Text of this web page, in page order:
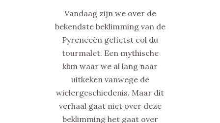
Vandaag zijn we over de
bekendste beklimming van de
Pyreneeën gefietst col du
tourmalet. Een mythische
klim waar we al lang naar
uitkeken vanwege de
wielergeschiedenis. Maar dit
verhaal gaat niet over deze
beklimming het gaat over